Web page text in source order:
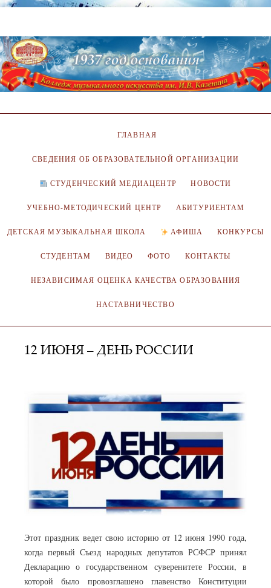
ГЛАВНАЯ
СВЕДЕНИЯ ОБ ОБРАЗОВАТЕЛЬНОЙ ОРГАНИЗАЦИИ
СТУДЕНЧЕСКИЙ МЕДИАЦЕНТР НОВОСТИ
УЧЕБНО-МЕТОДИЧЕСКИЙ ЦЕНТР АБИТУРИЕНТАМ
ДЕТСКАЯ МУЗЫКАЛЬНАЯ ШКОЛА АФИША КОНКУРСЫ
СТУДЕНТАМ ВИДЕО ФОТО КОНТАКТЫ
НЕЗАВИСИМАЯ ОЦЕНКА КАЧЕСТВА ОБРАЗОВАНИЯ
НАСТАВНИЧЕСТВО
12 ИЮНЯ – ДЕНЬ РОССИИ
Этот праздник ведет свою историю от 12 июня 1990 года,
когда первый Съезд народных депутатов РСФСР принял
Декларацию о государственном суверенитете России, в
которой было провозглашено главенство Конституции